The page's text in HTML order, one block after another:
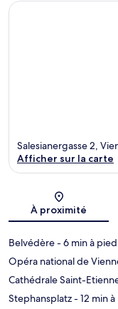
Salesianergasse 2,
Afficher sur la carte
À proximité
Belvédère- 6 min à pied
Opéra national de
Cathédrale Saint-
Stephansplatz- 12 min